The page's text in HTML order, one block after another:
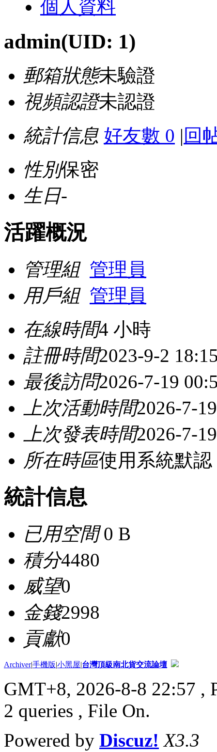
個人資料
admin(UID: 1)
郵箱狀態未驗證
視頻認證未認證
統計信息 好友數 0 | 回
性別保密
生日-
活躍概況
管理組 管理員
用戶組 管理員
在線時間4 小時
註冊時間2023-9-2
最後訪問2026-7-19
上次活動時間2026-7-
上次發表時間2026-7-
所在時區使用系統默認
統計信息
已用空間0 B
積分4480
威望0
金錢2998
貢獻0
Archiver|手機版|小黑屋|台灣頂級南北貨交流論壇
GMT+8, 2026-8-8 22:57 ,
2 queries , File On.
Powered by Discuz! X3.3